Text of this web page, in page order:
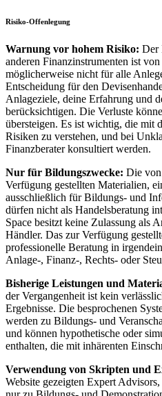
Risiko-Offenlegung
Warnung vor hohem Risiko: Der
anderen Finanzinstrumenten ist
möglicherweise nicht für alle
Entscheidung für den
Anlageziele, deine Erfahrung und
berücksichtigen. Die Verluste
übersteigen. Es ist wichtig, die mit
Risiken zu verstehen, und bei
Finanzberater konsultiert werden.
Nur für Bildungszwecke: Die
Verfügung gestellten Materialien,
ausschließlich für Bildungs- und
dürfen nicht als Handelsberatung
Space besitzt keine Zulassung als
Händler. Das zur Verfügung
professionelle Beratung in
Anlage-, Finanz-, Rechts- oder
Bisherige Leistungen und
der Vergangenheit ist kein
Ergebnisse. Die besprochenen
werden zu Bildungs- und
und können hypothetische oder
enthalten, die mit inhärenten
Verwendung von Skripten und
Website gezeigten Expert